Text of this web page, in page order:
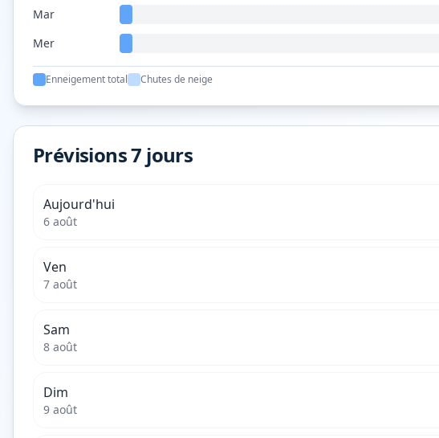
Mar
Mer
Enneigement total Chutes de neige
Prévisions 7 jours
Aujourd'hui
6 août
Ven
7 août
Sam
8 août
Dim
9 août